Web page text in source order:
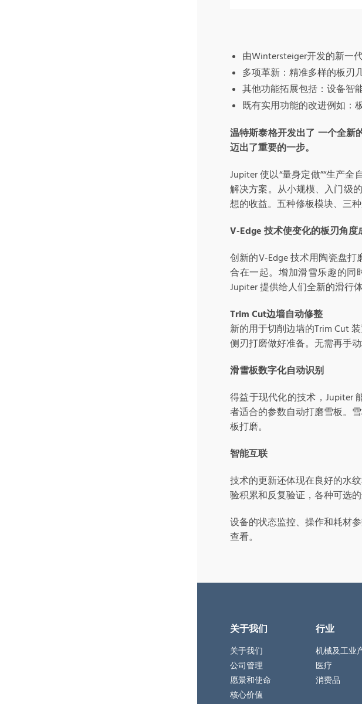
由Wintersteiger开发的新一
多项革新：精准多样的板刃
其他功能拓展包括：设备智
既有实用功能的改进例如：
温特斯泰格开发出了 一个全新
迈出了重要的一步。
Jupiter 使以“量身定做”“生产
解决方案。从小规模、入门级
想的收益。五种修板模块、三
V-Edge 技术使变化的板刃角度
创新的V-Edge 技术用陶瓷盘
合在一起。增加滑雪乐趣的同
Jupiter 提供给人们全新的滑行
Trim Cut边墙自动修整
新的用于切削边墙的Trim Cut
侧刃打磨做好准备。无需再手动
滑雪板数字化自动识别
得益于现代化的技术，Jupiter
者适合的参数自动打磨雪板。
板打磨。
智能互联
技术的更新还体现在良好的水
验积累和反复验证，各种可选
设备的状态监控、操作和耗材
查看。
关于我们
关于我们
公司管理
愿景和使命
核心价值
行业
机械及工业
医疗
消费品